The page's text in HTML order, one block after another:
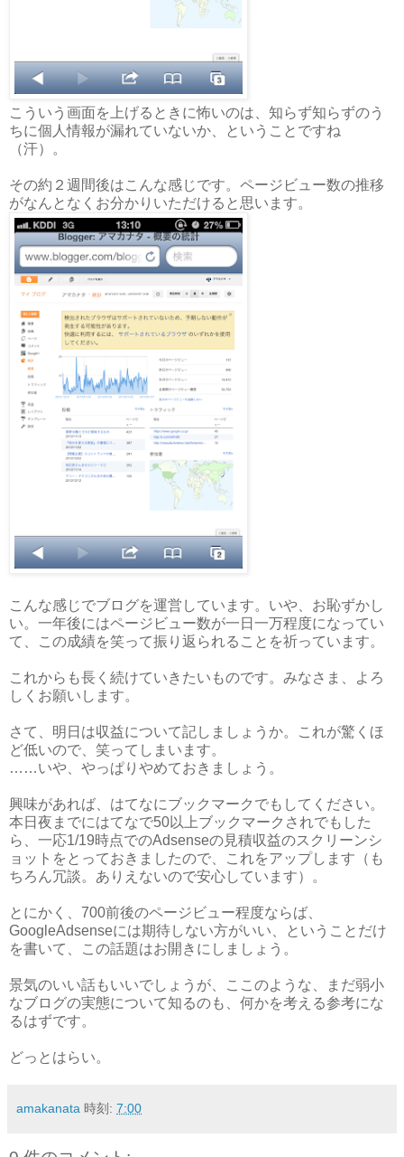
こういう画面を上げるときに怖いのは、知らず知らずのう
ちに個人情報が漏れていないか、ということですね
（汗）。
その約２週間後はこんな感じです。ページビュー数の推移
がなんとなくお分かりいただけると思います。
こんな感じでブログを運営しています。いや、お恥ずかし
い。一年後にはページビュー数が一日一万程度になってい
て、この成績を笑って振り返られることを祈っています。
これからも長く続けていきたいものです。みなさま、よろ
しくお願いします。
さて、明日は収益について記しましょうか。これが驚くほ
ど低いので、笑ってしまいます。
……いや、やっぱりやめておきましょう。
興味があれば、はてなにブックマークでもしてください。
本日夜までにはてなで50以上ブックマークされでもした
ら、一応1/19時点でのAdsenseの見積収益のスクリーンシ
ョットをとっておきましたので、これをアップします（も
ちろん冗談。ありえないので安心しています）。
とにかく、700前後のページビュー程度ならば、
GoogleAdsenseには期待しない方がいい、ということだけ
を書いて、この話題はお開きにしましょう。
景気のいい話もいいでしょうが、ここのような、まだ弱小
なブログの実態について知るのも、何かを考える参考にな
るはずです。
どっとはらい。
amakanata 時刻: 7:00